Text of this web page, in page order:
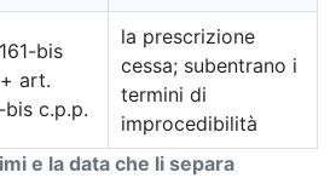
e la data che li separa
bis
art.
c.p.p.
la prescrizione
cessa; subentrano i
termini di
improcedibilità